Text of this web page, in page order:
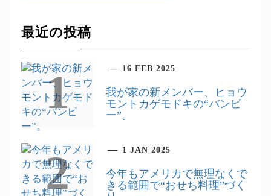
最近の投稿
1 16 FEB 2025
我が家の新メンバー、ヒョウ
モントカゲモドキの“バンピ
ー”。
2 1 JAN 2025
今年もアメリカで無理なくで
きる範囲で“おせち料理”づく